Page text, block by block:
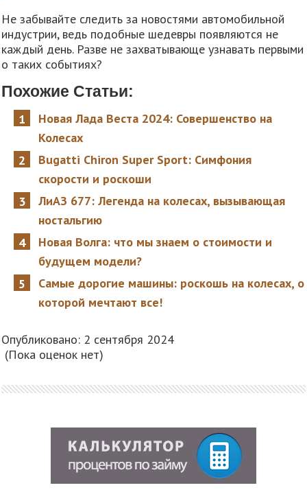
Не забывайте следить за новостями автомобильной
индустрии, ведь подобные шедевры появляются не
каждый день. Разве не захватывающе узнавать первыми
о таких событиях?
Похожие Статьи:
Новая Лада Веста 2024: Совершенство на
Колесах
Bugatti Chiron Super Sport: Симфония
скорости и роскоши
ЛиАЗ 677: Легенда на колесах, вызывающая
ностальгию
Новая Волга: что мы знаем о стоимости и
будущем модели?
Самые дорогие машины: роскошь на колесах, о
которой мечтают все!
Опубликовано: 2 сентября 2024
(Пока оценок нет)